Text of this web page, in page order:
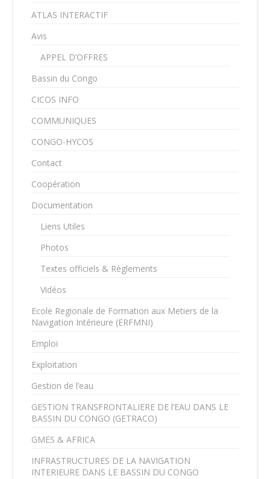
ATLAS INTERACTIF
Avis
APPEL D’OFFRES
Bassin du Congo
CICOS INFO
COMMUNIQUES
CONGO-HYCOS
Contact
Coopération
Documentation
Liens Utiles
Photos
Textes officiels & Règlements
Vidéos
Ecole Regionale de Formation aux Metiers de la
Navigation Intérieure (ERFMNI)
Emploi
Exploitation
Gestion de l’eau
GESTION TRANSFRONTALIERE DE l’EAU DANS LE
BASSIN DU CONGO (GETRACO)
GMES & AFRICA
INFRASTRUCTURES DE LA NAVIGATION
INTERIEURE DANS LE BASSIN DU CONGO